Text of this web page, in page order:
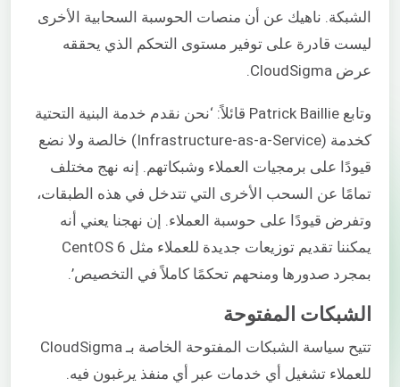
الشبكة. ناهيك عن أن منصات الحوسبة السحابية الأخرى
ليست قادرة على توفير مستوى التحكم الذي يحققه
عرض CloudSigma.
وتابع Patrick Baillie قائلاً: ‘نحن نقدم خدمة البنية التحتية
كخدمة (Infrastructure-as-a-Service) خالصة ولا نضع
قيودًا على برمجيات العملاء وشبكاتهم. إنه نهج مختلف
تمامًا عن السحب الأخرى التي تتدخل في هذه الطبقات،
وتفرض قيودًا على حوسبة العملاء. إن نهجنا يعني أنه
يمكننا تقديم توزيعات جديدة للعملاء مثل CentOS 6
بمجرد صدورها ومنحهم تحكمًا كاملاً في التخصيص’.
الشبكات المفتوحة
تتيح سياسة الشبكات المفتوحة الخاصة بـ CloudSigma
للعملاء تشغيل أي خدمات عبر أي منفذ يرغبون فيه.